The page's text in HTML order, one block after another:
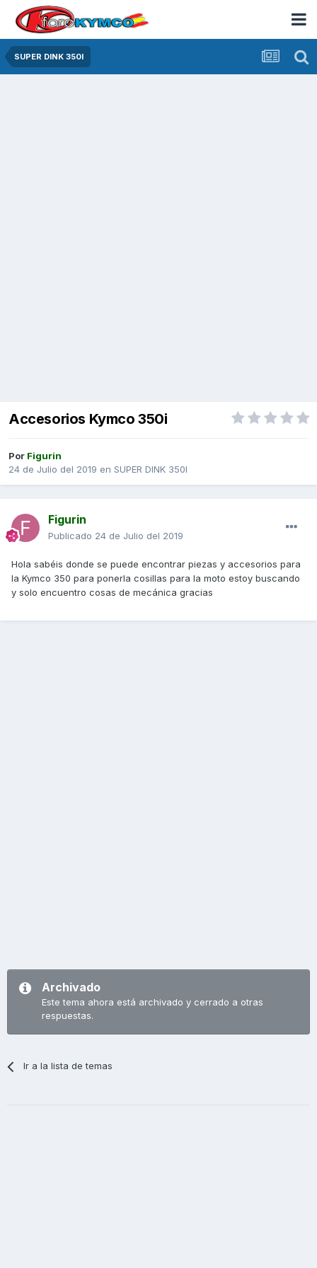
SUPER DINK 350I
Accesorios Kymco 350i
Por Figurin
24 de Julio del 2019 en SUPER DINK 350I
Figurin
Publicado 24 de Julio del 2019
Hola sabéis donde se puede encontrar piezas y accesorios para
la Kymco 350 para ponerla cosillas para la moto estoy buscando
y solo encuentro cosas de mecánica gracias
Archivado
Este tema ahora está archivado y cerrado a otras
respuestas.
Ir a la lista de temas